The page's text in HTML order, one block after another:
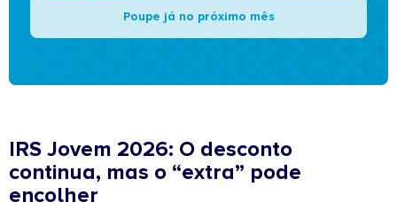
Poupe já no próximo mês
IRS Jovem 2026: O desconto
continua, mas o “extra” pode
encolher